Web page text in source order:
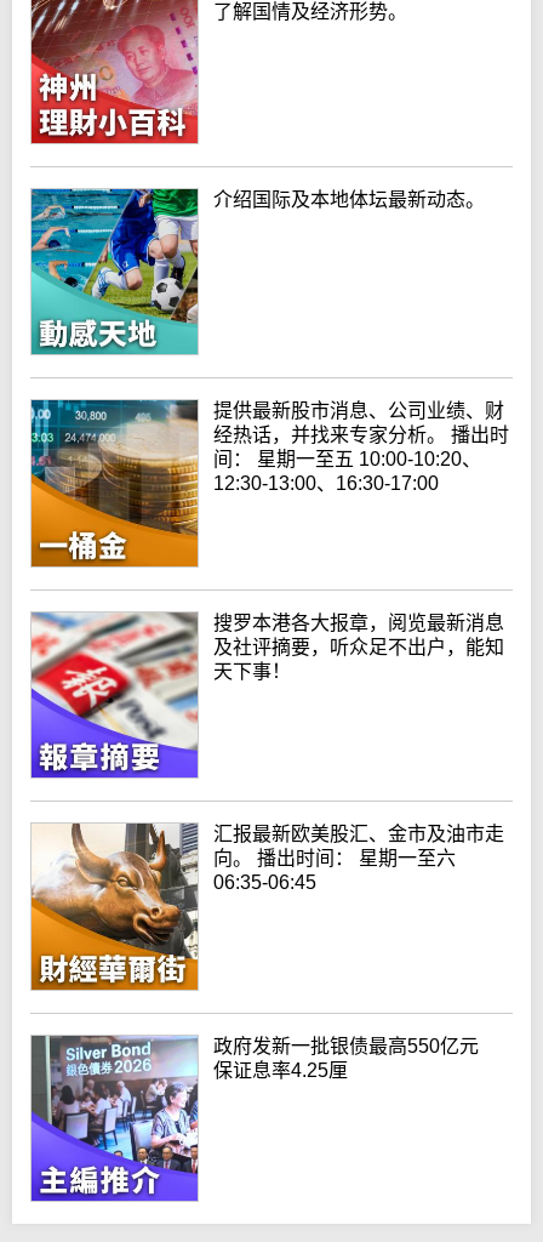
了解国情及经济形势。
介绍国际及本地体坛最新动态。
提供最新股市消息、公司业绩、财
经热话，并找来专家分析。 播出时
间： 星期一至五 10:00-10:20、
12:30-13:00、16:30-17:00
搜罗本港各大报章，阅览最新消息
及社评摘要，听众足不出户，能知
天下事！
汇报最新欧美股汇、金市及油市走
向。 播出时间： 星期一至六
06:35-06:45
政府发新一批银债最高550亿元
保证息率4.25厘